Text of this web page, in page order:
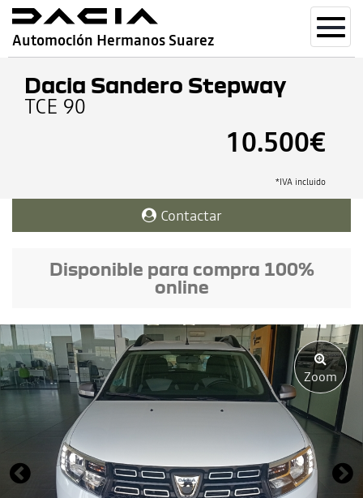
Automoción Hermanos Suarez
Dacia Sandero Stepway
TCE 90
10.500€
*IVA incluido
Contactar
Disponible para compra 100%
online
Zoom